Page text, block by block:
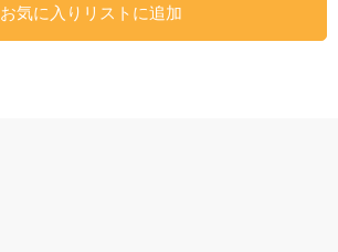
お気に入りリストに追加